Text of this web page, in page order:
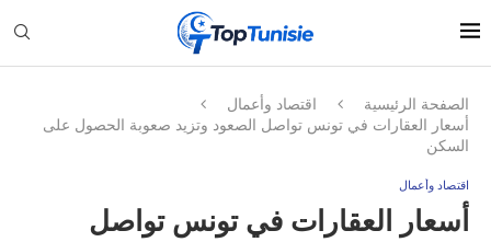
الصفحة الرئيسية
اقتصاد وأعمال
أسعار العقارات في تونس تواصل الصعود وتزيد صعوبة الحصول على
السكن
اقتصاد وأعمال
أسعار العقارات في تونس تواصل